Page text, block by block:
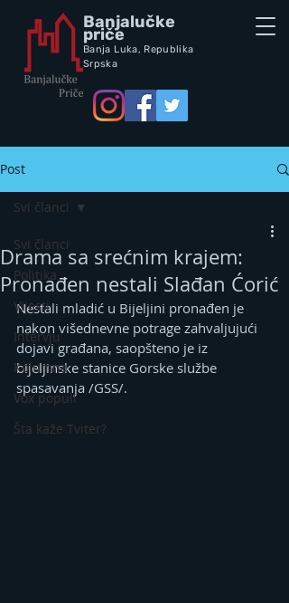
Banjalučke
priče
Banja Luka, Republika
Srpska
Post
Svi članci
Politika
Vijesti
Intervju
Kolumna
Vox populi
Šta kaže Tviter?
Svi članci
Drama sa srećnim krajem:
Pronađen nestali Slađan Ćorić
Nestali mladić u Bijeljini pronađen je
nakon višednevne potrage zahvaljujući
dojavi građana, saopšteno je iz
bijeljinske stanice Gorske službe
spasavanja /GSS/.